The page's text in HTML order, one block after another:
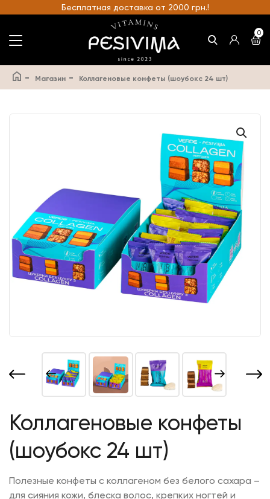
Бесплатная доставка от 2000 грн.!
0
- Магазин - Коллагеновые конфеты (шоубокс 24 шт)
Коллагеновые конфеты
(шоубокс 24 шт)
Полезные конфеты с коллагеном без белого сахара –
для сияния кожи, блеска волос, крепких ногтей и